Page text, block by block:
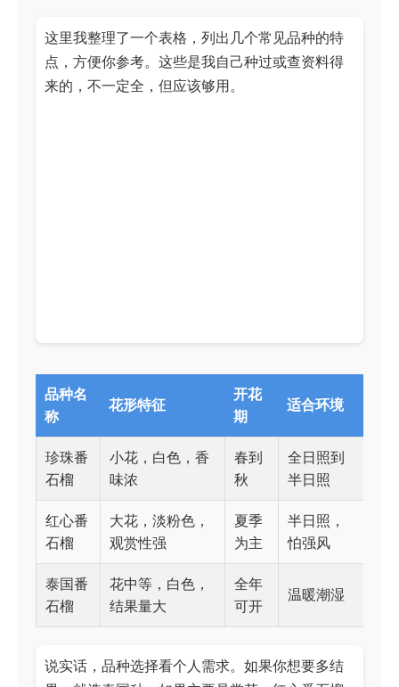
这里我整理了一个表格，列出几个常见品种的特
点，方便你参考。这些是我自己种过或查资料得
来的，不一定全，但应该够用。
品种名
称
花形特征
开花
期
适合环境
珍珠番
石榴
小花，白色，香
味浓
春到
秋
全日照到
半日照
红心番
石榴
大花，淡粉色，
观赏性强
夏季
为主
半日照，
怕强风
泰国番
石榴
花中等，白色，
结果量大
全年
可开
温暖潮湿
说实话，品种选择看个人需求。如果你想要多结